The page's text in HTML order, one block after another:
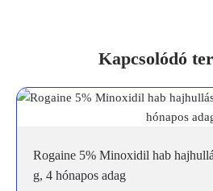
Kapcsolódó
Rogaine 5% Minoxidil hab
g, 4 hónapos adag